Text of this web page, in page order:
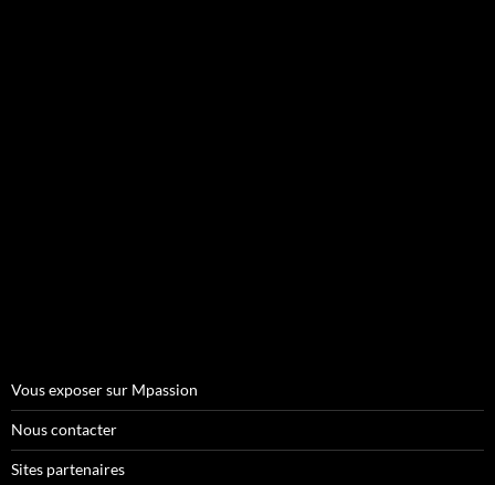
Vous exposer sur Mpassion
Nous contacter
Sites partenaires